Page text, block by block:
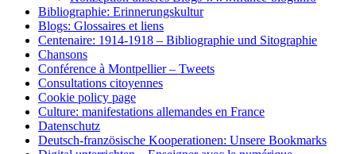
Bibliographie: Erinnerungskultur
Blogs: Glossaires et liens
Centenaire: 1914-1918 – Bibliographie und Sitographie
Chansons
Conférence à Montpellier – Tweets
Consultations citoyennes
Cookie policy page
Culture: manifestations allemandes en France
Datenschutz
Deutsch-französische Kooperationen: Unsere Bookmarks